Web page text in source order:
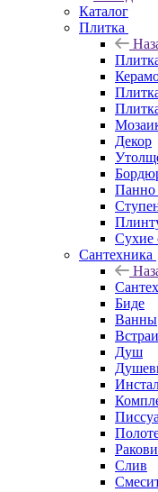
Каталог
Плитка
Декор
Панно
Сухие
Сантехника
Биде
Ванны
Душ
Слив